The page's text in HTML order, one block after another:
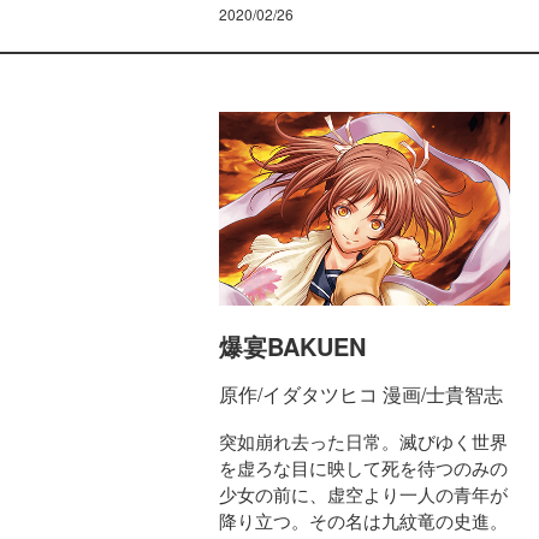
2020/02/26
爆宴BAKUEN
原作/イダタツヒコ 漫画/士貴智志
突如崩れ去った日常。滅びゆく世界
を虚ろな目に映して死を待つのみの
少女の前に、虚空より一人の青年が
降り立つ。その名は九紋竜の史進。